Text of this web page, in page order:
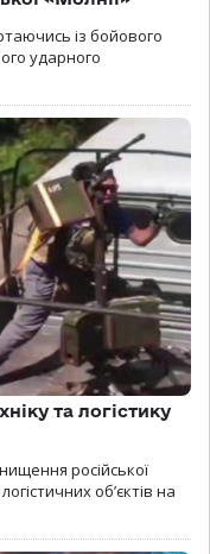
із бойового
ударного
та логістику
російської
об’єктів на